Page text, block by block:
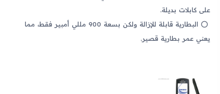
على كابلات بديلة.
البطارية قابلة للإزالة ولكن بسعة 900 مللي أمبير فقط، مما
يعني عمر بطارية قصير.